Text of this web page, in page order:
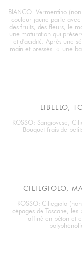
BIANCO: Vermentino
couleur jaune paille
des fruits, des fleurs, le
une maturation qui
et d'acidité. Après une
main et pressés. « une
LIBELLO,
ROSSO: Sangiovese,
Bouquet frais de
CILIEGIOLO,
ROSSO: Ciliegiolo
cépages de Toscane,
affiné en béton et